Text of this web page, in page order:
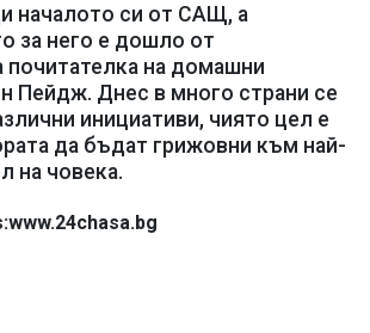
началото си от САЩ, а
за него е дошло от
почитателка на домашни
Пейдж. Днес в много страни се
инициативи, чиято цел е
да бъдат грижовни към най-
на човека.